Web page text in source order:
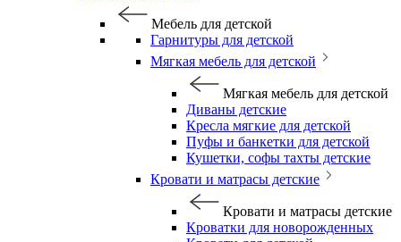
Мебель для детской
Гарнитуры для детской
Мягкая мебель для детской
Мягкая мебель для детской
Диваны детские
Кресла мягкие для детской
Пуфы и банкетки для детской
Кушетки, софы тахты детские
Кровати и матрасы детские
Кровати и матрасы детские
Кроватки для новорожденных